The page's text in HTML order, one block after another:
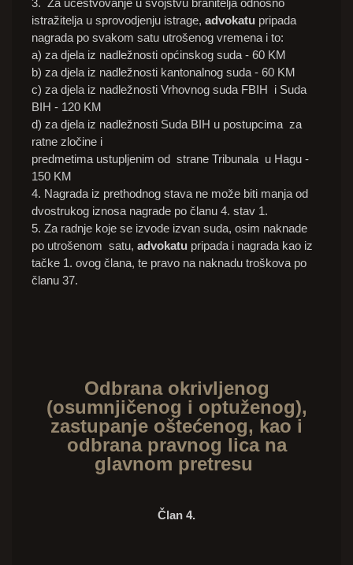
3. Za učestvovanje u svojstvu branitelja odnosno
istražitelja u sprovodjenju istrage, advokatu pripada
nagrada po svakom satu utrošenog vremena i to:
a) za djela iz nadležnosti općinskog suda - 60 KM
b) za djela iz nadležnosti kantonalnog suda - 60 KM
c) za djela iz nadležnosti Vrhovnog suda FBIH i Suda
BIH - 120 KM
d) za djela iz nadležnosti Suda BIH u postupcima za
ratne zločine i
predmetima ustupljenim od strane Tribunala u Hagu -
150 KM
4. Nagrada iz prethodnog stava ne može biti manja od
dvostrukog iznosa nagrade po članu 4. stav 1.
5. Za radnje koje se izvode izvan suda, osim naknade
po utrošenom satu, advokatu pripada i nagrada kao iz
tačke 1. ovog člana, te pravo na naknadu troškova po
članu 37.
Odbrana okrivljenog
(osumnjičenog i optuženog),
zastupanje oštećenog, kao i
odbrana pravnog lica na
glavnom pretresu
Član 4.